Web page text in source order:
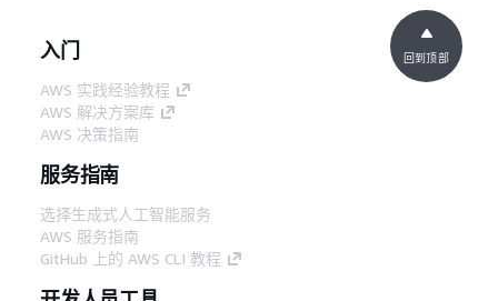
入门
AWS 实践经验教程
AWS 解决方案库
AWS 决策指南
服务指南
选择生成式人工智能服务
AWS 服务指南
GitHub 上的 AWS CLI 教程
回到顶部